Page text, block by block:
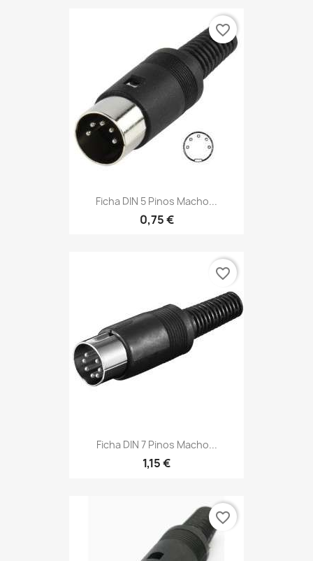
Ficha DIN 5 Pinos Macho...
0,75 €
favorite_border
Ficha DIN 7 Pinos Macho...
1,15 €
favorite_border
favorite_border